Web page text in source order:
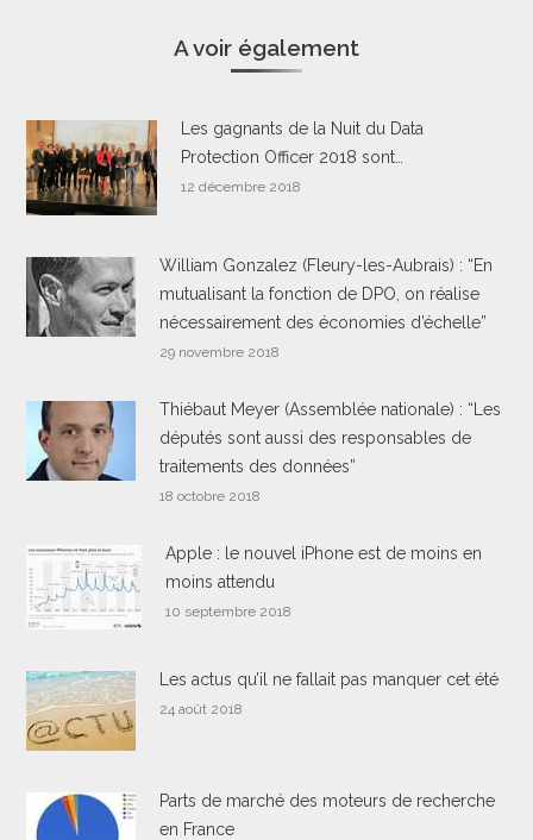
A voir également
Les gagnants de la Nuit du Data
Protection Officer 2018 sont…
12 décembre 2018
William Gonzalez (Fleury-les-Aubrais) : “En
mutualisant la fonction de DPO, on réalise
nécessairement des économies d’échelle”
29 novembre 2018
Thiébaut Meyer (Assemblée nationale) : “Les
députés sont aussi des responsables de
traitements des données”
18 octobre 2018
Apple : le nouvel iPhone est de moins en
moins attendu
10 septembre 2018
Les actus qu’il ne fallait pas manquer cet été
24 août 2018
Parts de marché des moteurs de recherche
en France